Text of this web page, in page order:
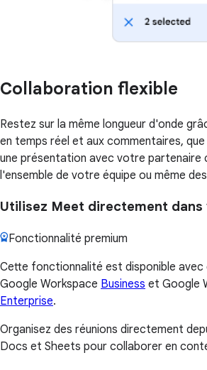
Collaboration flexible
Restez sur la même longueur d'onde
en temps réel et aux commentaires,
une présentation avec votre partenaire
l'ensemble de votre équipe ou même
Utilisez Meet directement
Fonctionnalité premium
Cette fonctionnalité est disponible
Google Workspace Business et Google
Enterprise.
Organisez des réunions directement
Docs et Sheets pour collaborer en